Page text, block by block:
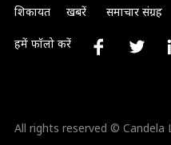
शिकायत
खबरें समाचार संग्रह
हमें फॉलो करें
All rights reserved © Candela